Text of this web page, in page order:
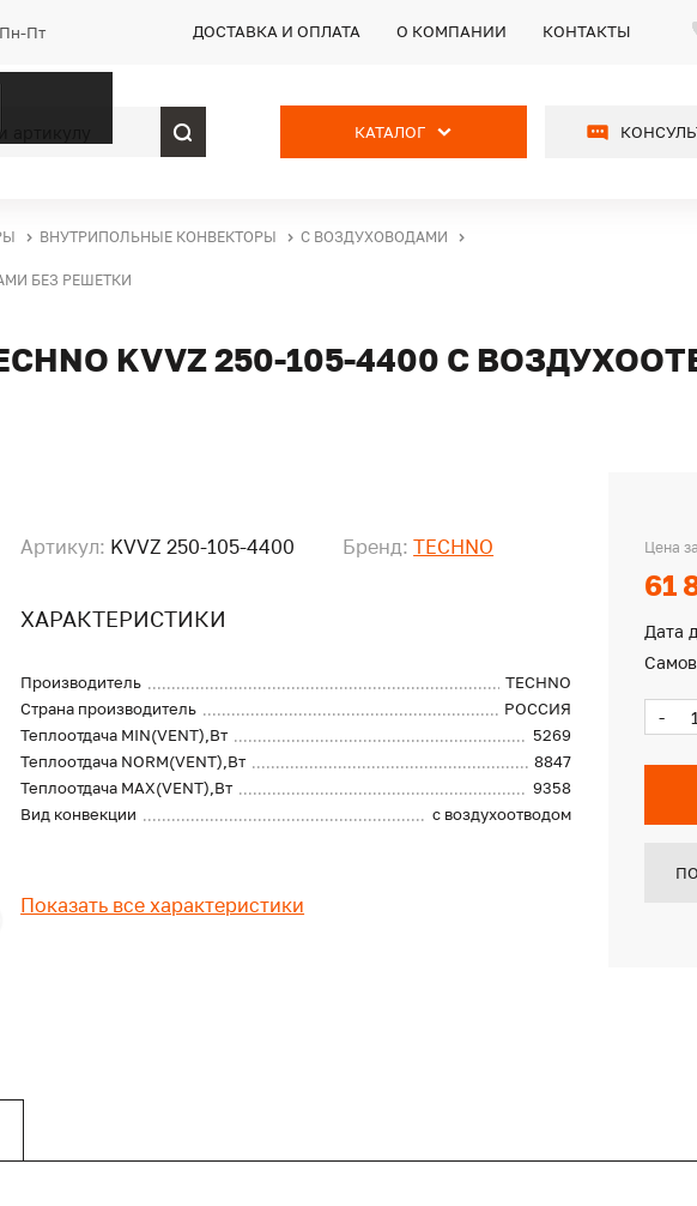
Пт ДОСТАВКА И ОПЛАТА О КОМПАНИИ КОНТАКТЫ
КАТАЛОГ
ВНУТРИПОЛЬНЫЕ КОНВЕКТОРЫ
С ВОЗДУХОВОДАМИ
БЕЗ РЕШЕТКИ
KVVZ 250-105-4400 С
Артикул: KVVZ 250-105-4400 Бренд: TECHNO
ХАРАКТЕРИСТИКИ
Производитель
TECHNO
Страна производитель
РОССИЯ
Теплоотдача MIN(VENT),Вт
5269
Теплоотдача NORM(VENT),Вт
8847
Теплоотдача MAX(VENT),Вт
9358
Вид конвекции
с воздухоотводом
Показать все характеристики
Цена
61
Дата
-